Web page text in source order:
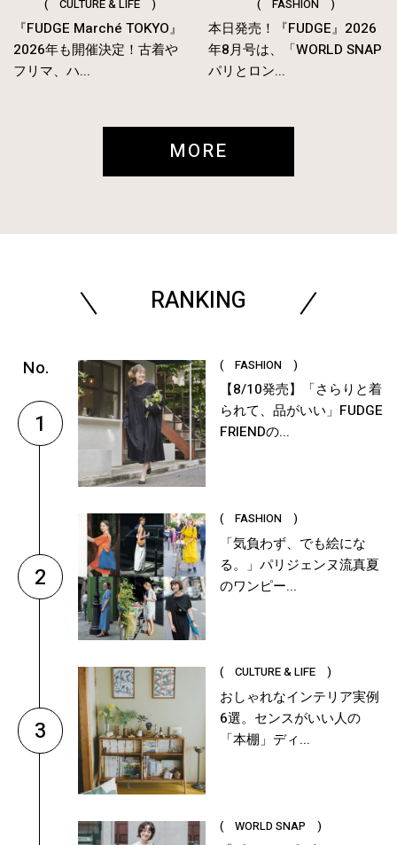
( CULTURE & LIFE )
『FUDGE Marché TOKYO』
2026年も開催決定！古着や
フリマ、ハ...
( FASHION )
本日発売！『FUDGE』2026
年8月号は、「WORLD SNAP
パリとロン...
MORE
RANKING
1
( FASHION )
【8/10発売】「さらりと着
られて、品がいい」FUDGE
FRIENDの...
2
( FASHION )
「気負わず、でも絵にな
る。」パリジェンヌ流真夏
のワンピー...
3
( CULTURE & LIFE )
おしゃれなインテリア実例
6選。センスがいい人の
「本棚」ディ...
( WORLD SNAP )